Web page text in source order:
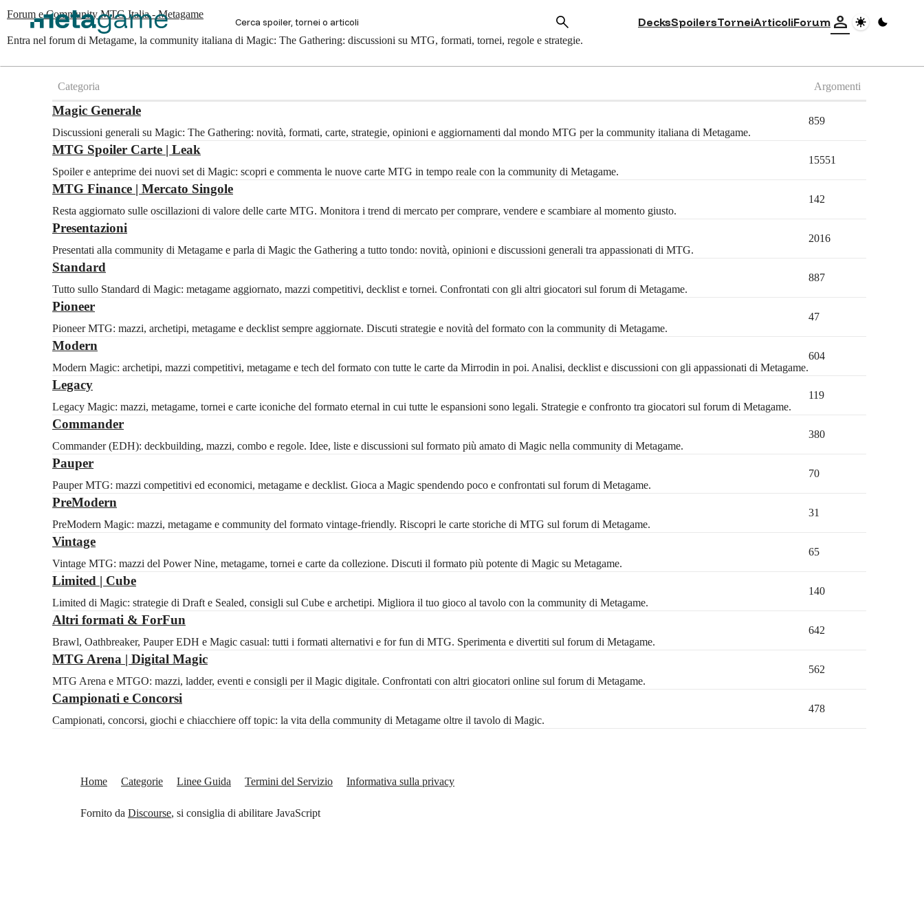
DecksSpoilersTorneiArticoliForum person
Forum e Community MTG Italia - Metagame
Entra nel forum di Metagame, la community italiana di Magic: The Gathering: discussioni su MTG, formati, tornei, regole e strategie.
Categoria Argomenti
Magic Generale
Discussioni generali su Magic: The Gathering: novità, formati, carte, strategie, opinioni e aggiornamenti dal mondo MTG per la community italiana di Metagame.
859
MTG Spoiler Carte | Leak
Spoiler e anteprime dei nuovi set di Magic: scopri e commenta le nuove carte MTG in tempo reale con la community di Metagame.
15551
MTG Finance | Mercato Singole
Resta aggiornato sulle oscillazioni di valore delle carte MTG. Monitora i trend di mercato per comprare, vendere e scambiare al momento giusto.
142
Presentazioni
Presentati alla community di Metagame e parla di Magic the Gathering a tutto tondo: novità, opinioni e discussioni generali tra appassionati di MTG.
2016
Standard
Tutto sullo Standard di Magic: metagame aggiornato, mazzi competitivi, decklist e tornei. Confrontati con gli altri giocatori sul forum di Metagame.
887
Pioneer
Pioneer MTG: mazzi, archetipi, metagame e decklist sempre aggiornate. Discuti strategie e novità del formato con la community di Metagame.
47
Modern
Modern Magic: archetipi, mazzi competitivi, metagame e tech del formato con tutte le carte da Mirrodin in poi. Analisi, decklist e discussioni con gli appassionati di Metagame.
604
Legacy
Legacy Magic: mazzi, metagame, tornei e carte iconiche del formato eternal in cui tutte le espansioni sono legali. Strategie e confronto tra giocatori sul forum di Metagame.
119
Commander
Commander (EDH): deckbuilding, mazzi, combo e regole. Idee, liste e discussioni sul formato più amato di Magic nella community di Metagame.
380
Pauper
Pauper MTG: mazzi competitivi ed economici, metagame e decklist. Gioca a Magic spendendo poco e confrontati sul forum di Metagame.
70
PreModern
PreModern Magic: mazzi, metagame e community del formato vintage-friendly. Riscopri le carte storiche di MTG sul forum di Metagame.
31
Vintage
Vintage MTG: mazzi del Power Nine, metagame, tornei e carte da collezione. Discuti il formato più potente di Magic su Metagame.
65
Limited | Cube
Limited di Magic: strategie di Draft e Sealed, consigli sul Cube e archetipi. Migliora il tuo gioco al tavolo con la community di Metagame.
140
Altri formati & ForFun
Brawl, Oathbreaker, Pauper EDH e Magic casual: tutti i formati alternativi e for fun di MTG. Sperimenta e divertiti sul forum di Metagame.
642
MTG Arena | Digital Magic
MTG Arena e MTGO: mazzi, ladder, eventi e consigli per il Magic digitale. Confrontati con altri giocatori online sul forum di Metagame.
562
Campionati e Concorsi
Campionati, concorsi, giochi e chiacchiere off topic: la vita della community di Metagame oltre il tavolo di Magic.
478
Home Categorie Linee Guida Termini del Servizio Informativa sulla privacy
Fornito da Discourse, si consiglia di abilitare JavaScript